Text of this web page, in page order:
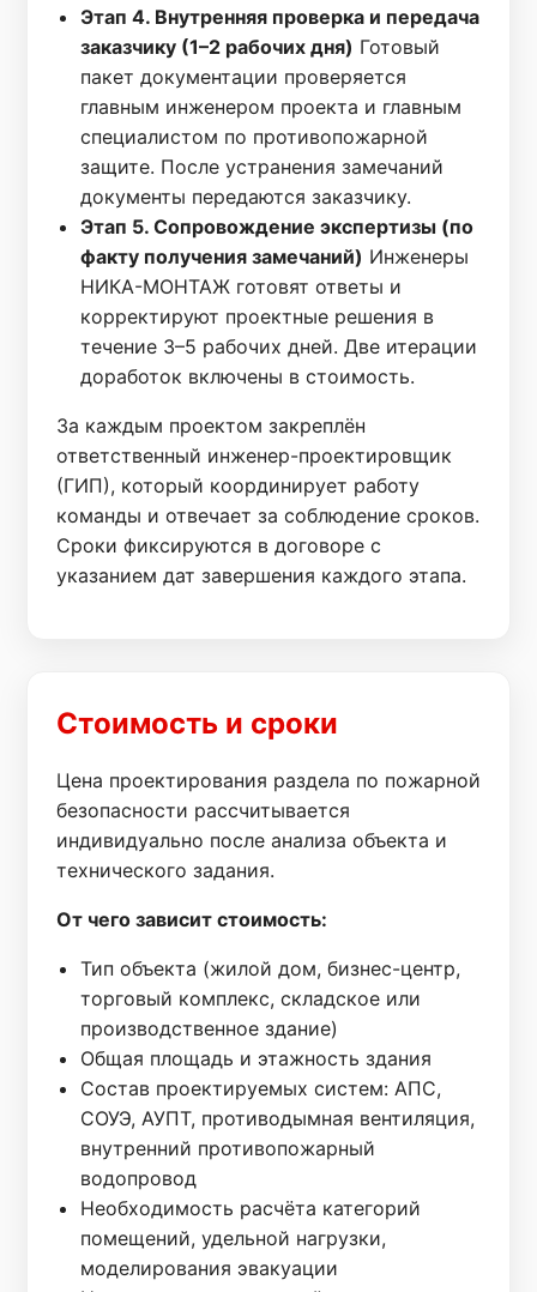
Этап 4. Внутренняя проверка и передача
заказчику (1–2 рабочих дня) Готовый
пакет документации проверяется
главным инженером проекта и главным
специалистом по противопожарной
защите. После устранения замечаний
документы передаются заказчику.
Этап 5. Сопровождение экспертизы (по
факту получения замечаний) Инженеры
НИКА-МОНТАЖ готовят ответы и
корректируют проектные решения в
течение 3–5 рабочих дней. Две итерации
доработок включены в стоимость.
За каждым проектом закреплён
ответственный инженер-проектировщик
(ГИП), который координирует работу
команды и отвечает за соблюдение сроков.
Сроки фиксируются в договоре с
указанием дат завершения каждого этапа.
Стоимость и сроки
Цена проектирования раздела по пожарной
безопасности рассчитывается
индивидуально после анализа объекта и
технического задания.
От чего зависит стоимость:
Тип объекта (жилой дом, бизнес-центр,
торговый комплекс, складское или
производственное здание)
Общая площадь и этажность здания
Состав проектируемых систем: АПС,
СОУЭ, АУПТ, противодымная вентиляция,
внутренний противопожарный
водопровод
Необходимость расчёта категорий
помещений, удельной нагрузки,
моделирования эвакуации